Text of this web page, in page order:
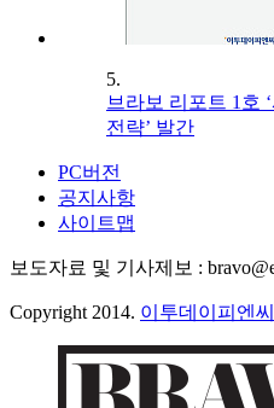
5.
브라보 리포트 1호
전략’ 발간
PC버전
공지사항
사이트맵
보도자료 및 기사제보 :
Copyright 2014. 이투데이피엔씨